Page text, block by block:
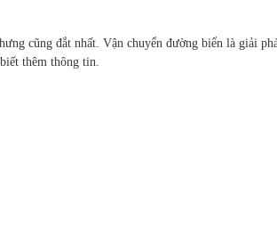
cũng đắt nhất. Vận chuyển đường biển là giải
thêm thông tin.